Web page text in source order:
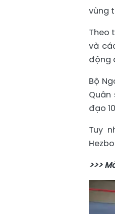
vùng
Theo
và
động
Bộ
đạo
Tuy
>>>